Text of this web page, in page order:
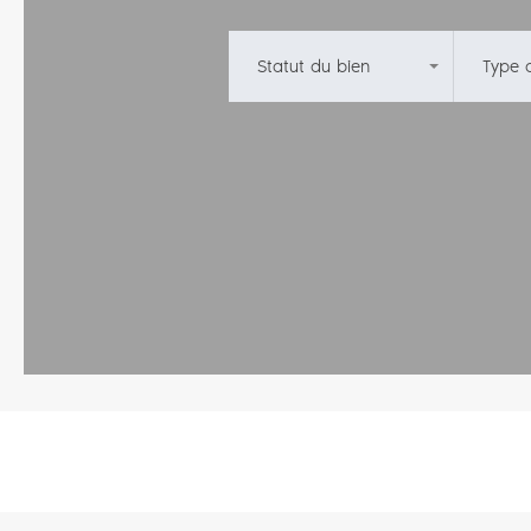
Statut du bien
N'importe Type
Tous